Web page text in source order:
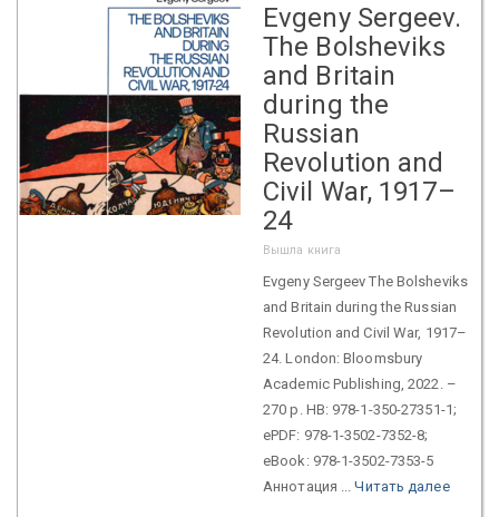
Evgeny Sergeev.
The Bolsheviks
and Britain
during the
Russian
Revolution and
Civil War, 1917–
24
Вышла книга
Evgeny Sergeev The Bolsheviks
and Britain during the Russian
Revolution and Civil War, 1917–
24. London: Bloomsbury
Academic Publishing, 2022. –
270 p. HB: 978-1-350-27351-1;
ePDF: 978-1-3502-7352-8;
eBook: 978-1-3502-7353-5
Аннотация ...Читать далее